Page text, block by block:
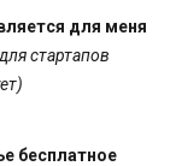
для меня
стартапов
бесплатное